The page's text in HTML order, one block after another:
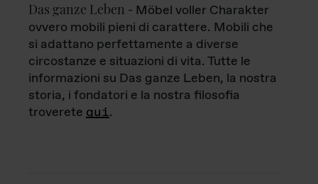
Das ganze Leben - Möbel voller Charakter
ovvero mobili pieni di carattere. Mobili che
si adattano perfettamente a diverse
circostanze e situazioni di vita. Tutte le
informazioni su Das ganze Leben, la nostra
storia, i fondatori e la nostra filosofia
troverete qui.